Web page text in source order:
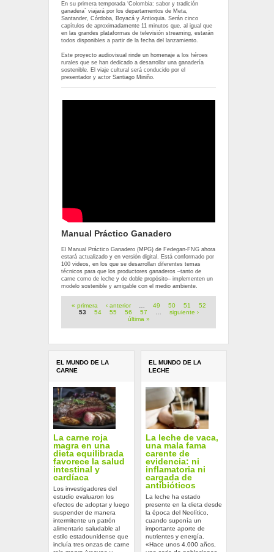
En su primera temporada ‘Colombia: sabor y tradición
ganadera´ viajará por los departamentos de Meta,
Santander, Córdoba, Boyacá y Antioquia. Serán cinco
capítulos de aproximadamente 11 minutos que, al igual que
en las grandes plataformas de televisión streaming, estarán
todos disponibles a partir de la fecha del lanzamiento.
Este proyecto audiovisual rinde un homenaje a los héroes
rurales que se han dedicado a desarrollar una ganadería
sostenible. El viaje cultural será conducido por el
presentador y actor Santiago Miniño.
Manual Práctico Ganadero
El Manual Práctico Ganadero (MPG) de Fedegan-FNG ahora
estará actualizado y en versión digital. Está conformado por
100 videos, en los que se desarrollan diferentes temas
técnicos para que los productores ganaderos –tanto de
carne como de leche y de doble propósito– implementen un
modelo sostenible y amigable con el medio ambiente.
Páginas
« primera ‹ anterior … 49 50 51
52
53
54 55 56 57 …
siguiente ›
última »
EL MUNDO DE LA
CARNE
La carne roja
magra en una
dieta equilibrada
favorece la salud
intestinal y
cardíaca
Los investigadores del
estudio evaluaron los
efectos de adoptar y luego
suspender de manera
intermitente un patrón
alimentario saludable al
estilo estadounidense que
incluía tres onzas de carne
EL MUNDO DE LA
LECHE
La leche de vaca,
una mala fama
carente de
evidencia: ni
inflamatoria ni
cargada de
antibióticos
La leche ha estado
presente en la dieta desde
la época del Neolítico,
cuando suponía un
importante aporte de
nutrientes y energía.
«Hace unos 4.000 años,